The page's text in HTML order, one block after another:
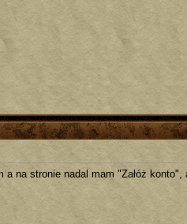
na stronie nadal mam "Załóż